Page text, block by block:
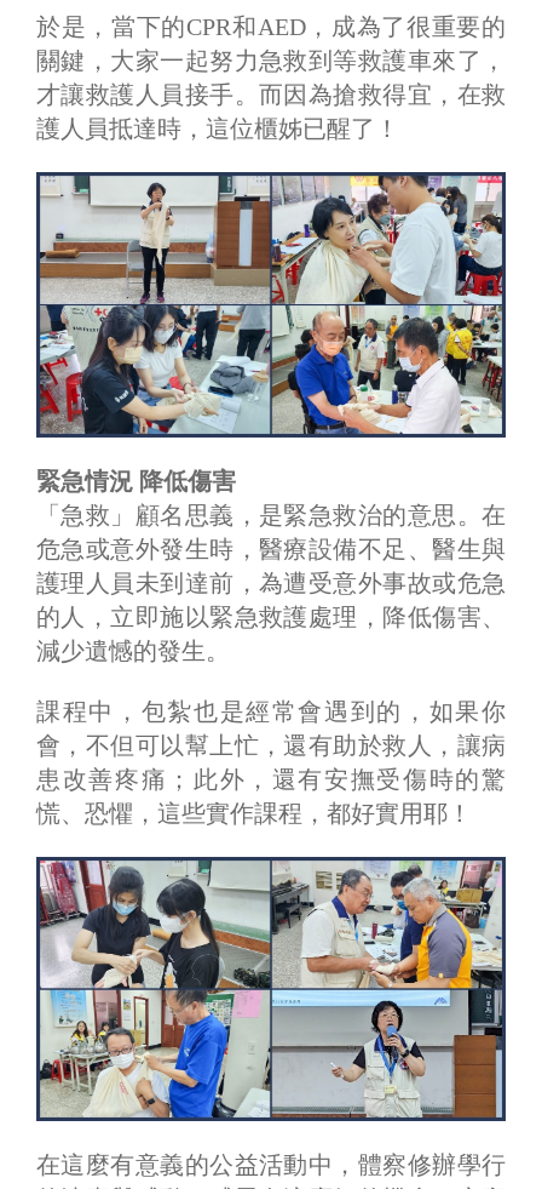
於是，當下的CPR和AED，成為了很重要的
關鍵，大家一起努力急救到等救護車來了，
才讓救護人員接手。而因為搶救得宜，在救
護人員抵達時，這位櫃姊已醒了！
緊急情況 降低傷害
「急救」顧名思義，是緊急救治的意思。在
危急或意外發生時，醫療設備不足、醫生與
護理人員未到達前，為遭受意外事故或危急
的人，立即施以緊急救護處理，降低傷害、
減少遺憾的發生。
課程中，包紮也是經常會遇到的，如果你
會，不但可以幫上忙，還有助於救人，讓病
患改善疼痛；此外，還有安撫受傷時的驚
慌、恐懼，這些實作課程，都好實用耶！
在這麼有意義的公益活動中，體察修辦學行